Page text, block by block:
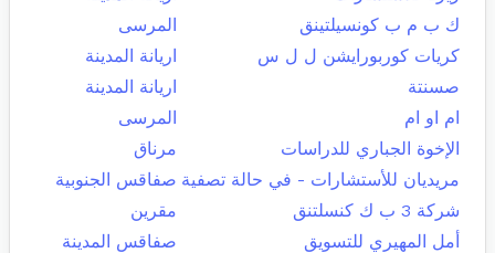
ك ب م ب كونسيلتينق
المرسى
كريات كوربورايشن ل ل س
اريانة المدينة
صسنتة
اريانة المدينة
ام او ام
المرسى
الإخوة الجباري للدراسات
مرناق
مريديان للأستشارات - في حالة تصفية صفاقس الجنوبية
شركة 3 ب ك كنسلتنق
مقرين
أمل المهيري للتسويق
صفاقس المدينة